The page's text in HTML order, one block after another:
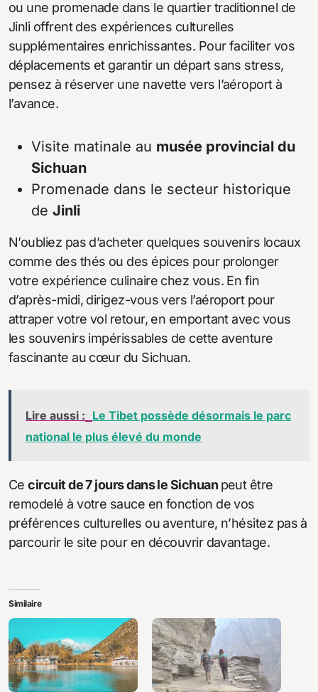
ou une promenade dans le quartier traditionnel de
Jinli offrent des expériences culturelles
supplémentaires enrichissantes. Pour faciliter vos
déplacements et garantir un départ sans stress,
pensez à réserver une navette vers l’aéroport à
l’avance.
Visite matinale au musée provincial du
Sichuan
Promenade dans le secteur historique
de Jinli
N’oubliez pas d’acheter quelques souvenirs locaux
comme des thés ou des épices pour prolonger
votre expérience culinaire chez vous. En fin
d’après-midi, dirigez-vous vers l’aéroport pour
attraper votre vol retour, en emportant avec vous
les souvenirs impérissables de cette aventure
fascinante au cœur du Sichuan.
Lire aussi : Le Tibet possède désormais le parc
national le plus élevé du monde
Cecircuit de 7 jours dans le Sichuan peut être
remodelé à votre sauce en fonction de vos
préférences culturelles ou aventure, n’hésitez pas à
parcourir le site pour en découvrir davantage.
Similaire